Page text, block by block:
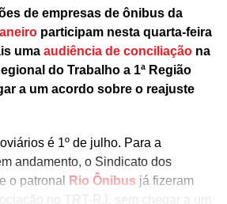
de empresas de ônibus da
participam nesta quarta-feira
uma audiência de conciliaçãona
do Trabalho a 1ª Região
a um acordo sobre o reajuste
é 1º de julho. Para a
andamento, o Sindicato dos
o patronal Rio Ônibus já fizeram